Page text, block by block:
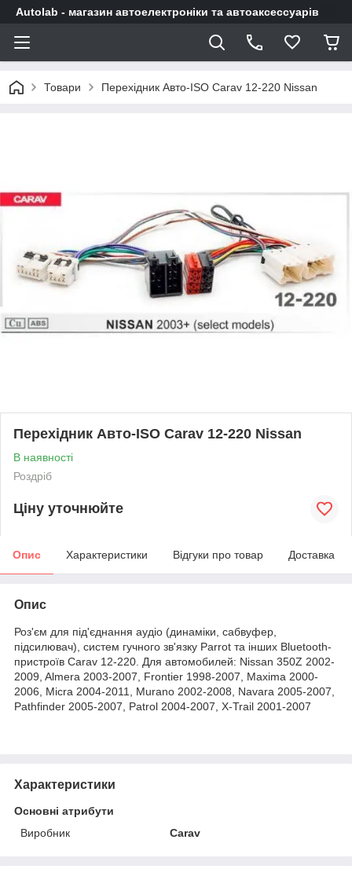
Autolab - магазин автоелектроніки та автоаксессуарів
Товари Перехідник Авто-ISO Carav 12-220 Nissan
Перехідник Авто-ISO Carav 12-220 Nissan
В наявності
Роздріб
Ціну уточнюйте
Опис Характеристики Відгуки про товар Доставка
Опис
Роз'єм для під'єднання аудіо (динаміки, сабвуфер,
підсилювач), систем гучного зв'язку Parrot та інших Bluetooth-
пристроїв Carav 12-220. Для автомобилей: Nissan 350Z 2002-
2009, Almera 2003-2007, Frontier 1998-2007, Maxima 2000-
2006, Micra 2004-2011, Murano 2002-2008, Navara 2005-2007,
Pathfinder 2005-2007, Patrol 2004-2007, X-Trail 2001-2007
Характеристики
Основні атрибути
Виробник
Carav